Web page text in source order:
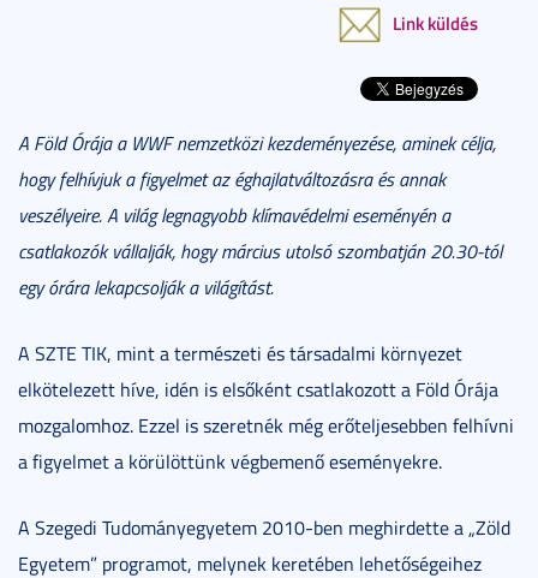
Link küldés
A Föld Órája a WWF nemzetközi kezdeményezése, aminek célja,
hogy felhívjuk a figyelmet az éghajlatváltozásra és annak
veszélyeire. A világ legnagyobb klímavédelmi eseményén a
csatlakozók vállalják, hogy március utolsó szombatján 20.30-tól
egy órára lekapcsolják a világítást.
A SZTE TIK, mint a természeti és társadalmi környezet
elkötelezett híve, idén is elsőként csatlakozott a Föld Órája
mozgalomhoz. Ezzel is szeretnék még erőteljesebben felhívni
a figyelmet a körülöttünk végbemenő eseményekre.
A Szegedi Tudományegyetem 2010-ben meghirdette a „Zöld
Egyetem” programot, melynek keretében lehetőségeihez